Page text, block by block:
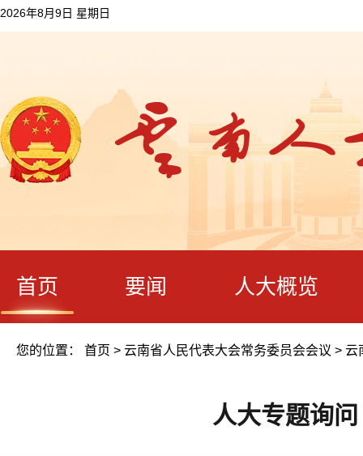
2026年8月9日 星期日
首页 要闻 人大概览
您的位置： 首页 > 云南省人民代表大会常务委员会会议 > 云
人大专题询